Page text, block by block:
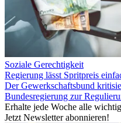
Soziale Gerechtigkeit
Regierung lässt Spritpreis
Der Gewerkschaftsbund
Bundesregierung zur
Erhalte jede Woche alle
Jetzt Newsletter abonnieren!